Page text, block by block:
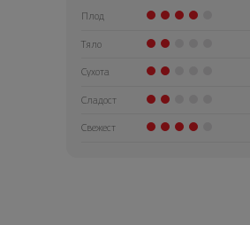
Плод
Тяло
Сухота
Сладост
Свежест